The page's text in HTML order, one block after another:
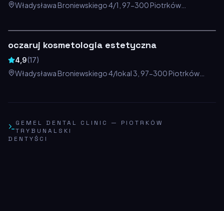
Władysława Broniewskiego 4/1, 97-300 Piotrków
oczaruj kosmetologia estetyczna
4,9(17)
Władysława Broniewskiego 4/lokal 3, 97-300 Piotrków
GEMEL DENTAL CLINIC — PIOTRKÓW
TRYBUNALSKI
DENTYŚCI